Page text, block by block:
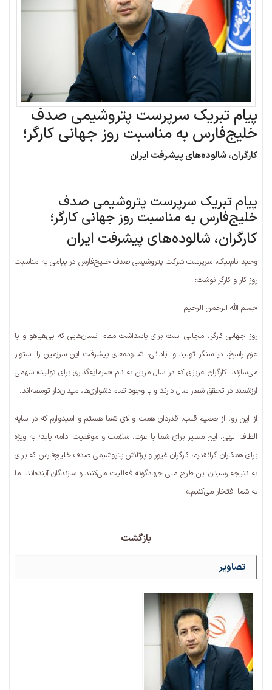
پیام تبریک سرپرست پتروشیمی صدف
خلیج‌فارس به مناسبت روز جهانی کارگر؛
کارگران، شالوده‌های پیشرفت ایران
پیام تبریک سرپرست پتروشیمی صدف
خلیج‌فارس به مناسبت روز جهانی کارگر؛
کارگران، شالوده‌های پیشرفت ایران
وحید نام‌نیک، سرپرست شرکت پتروشیمی صدف خلیج‌فارس در پیامی به مناسبت
روز کار و کارگر نوشت:
«بسم الله الرحمن الرحیم
روز جهانی کارگر، مجالی است برای پاسداشت مقام انسان‌هایی که بی‌هیاهو و با
عزم راسخ، در سنگر تولید و آبادانی، شالوده‌های پیشرفت این سرزمین را استوار
می‌سازند. کارگران عزیزی که در سال مزین به نام «سرمایه‌گذاری برای تولید» سهمی
ارزشمند در تحقق شعار سال دارند و با وجود تمام دشواری‌ها، میدان‌دار توسعه‌اند.
از این رو، از صمیم قلب، قدردان همت والای شما هستم و امیدوارم که در سایه
الطاف الهی، این مسیر برای شما با عزت، سلامت و موفقیت ادامه یابد؛ به ویژه
برای همکاران گرانقدرم، کارگران غیور و پرتلاش پتروشیمی صدف خلیج‌فارس که برای
به نتیجه رسیدن این طرح ملی جهادگونه فعالیت می‌کنند و سازندگان آینده‌اند. ما
به شما افتخار می‌کنیم.»
بازگشت
تصاویر